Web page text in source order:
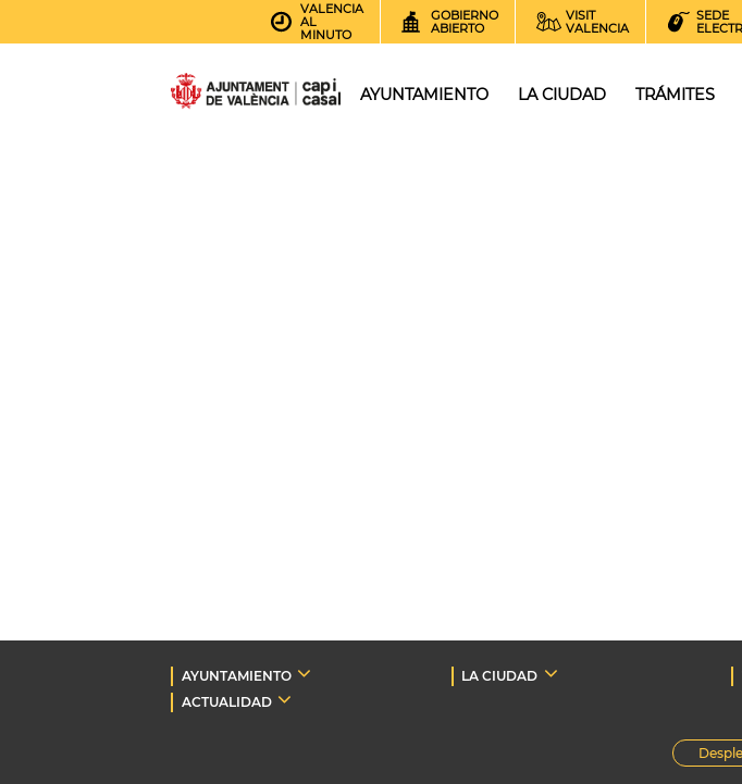
VALENCIA
AL
MINUTO
GOBIERNO
ABIERTO
VISIT
VALENCIA
SEDE
AYUNTAMIENTO LA CIUDAD TRÁMITES
AYUNTAMIENTO LA CIUDAD
ACTUALIDAD